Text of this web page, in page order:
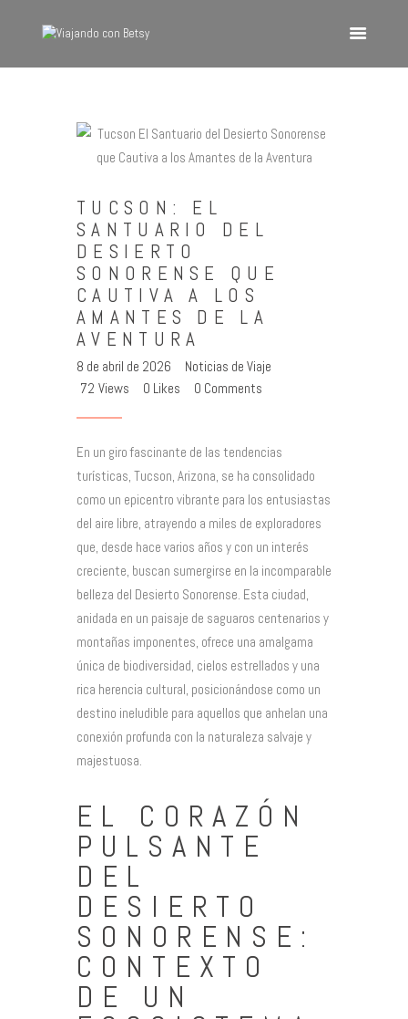
VIAJANDO CON BETSY
Inicio
Blog
América
Asia
Quienes Somos
Contacto
TUCSON: EL
SANTUARIO DEL
DESIERTO
SONORENSE QUE
CAUTIVA A LOS
AMANTES DE LA
AVENTURA
8 de abril de 2026
Noticias de Viaje
72 Views 0 Likes 0 Comments
En un giro fascinante de las tendencias
turísticas, Tucson, Arizona, se ha consolidado
como un epicentro vibrante para los entusiastas
del aire libre, atrayendo a miles de exploradores
que, desde hace varios años y con un interés
creciente, buscan sumergirse en la incomparable
belleza del Desierto Sonorense. Esta ciudad,
anidada en un paisaje de saguaros centenarios y
montañas imponentes, ofrece una amalgama
única de biodiversidad, cielos estrellados y una
rica herencia cultural, posicionándose como un
destino ineludible para aquellos que anhelan una
conexión profunda con la naturaleza salvaje y
majestuosa.
EL CORAZÓN
PULSANTE
DEL
DESIERTO
SONORENSE:
CONTEXTO
DE UN